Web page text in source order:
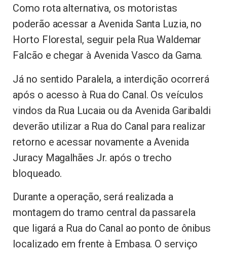
Como rota alternativa, os motoristas
poderão acessar a Avenida Santa Luzia, no
Horto Florestal, seguir pela Rua Waldemar
Falcão e chegar à Avenida Vasco da Gama.
Já no sentido Paralela, a interdição ocorrerá
após o acesso à Rua do Canal. Os veículos
vindos da Rua Lucaia ou da Avenida Garibaldi
deverão utilizar a Rua do Canal para realizar
retorno e acessar novamente a Avenida
Juracy Magalhães Jr. após o trecho
bloqueado.
Durante a operação, será realizada a
montagem do tramo central da passarela
que ligará a Rua do Canal ao ponto de ônibus
localizado em frente à Embasa. O serviço